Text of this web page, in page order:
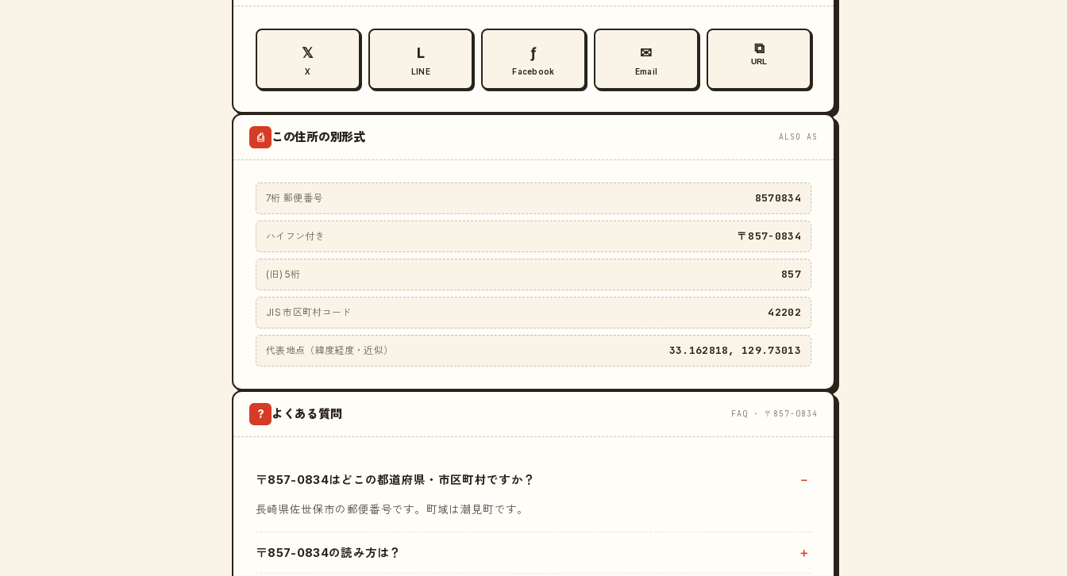
𝕏
X
L
LINE
ƒ
Facebook
✉
Email
⧉
URL
⎙ この住所の別形式 ALSO AS
7桁 郵便番号 8570834
ハイフン付き 〒857-0834
(旧) 5桁 857
JIS 市区町村コード 42202
代表地点（緯度経度・近似） 33.162818, 129.73013
? よくある質問 FAQ · 〒857-0834
〒857-0834はどこの都道府県・市区町村ですか？
長崎県佐世保市の郵便番号です。町域は潮見町です。
〒857-0834の読み方は？